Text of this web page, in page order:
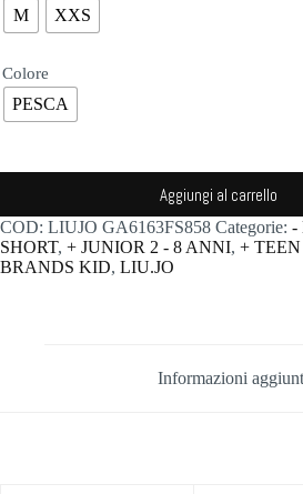
M XXS
Colore
PESCA
Aggiungi al carrello
COD: LIUJO GA6163FS858 Categorie: -
SHORT, + JUNIOR 2 - 8 ANNI, +
BRANDS KID, LIU.JO
Informazioni